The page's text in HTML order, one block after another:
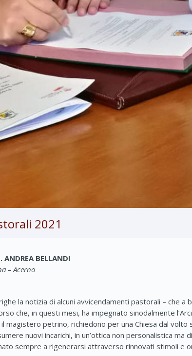
2021
BELLANDI
– Acerno
la notizia di alcuni avvicendamenti pastorali – che
che, in questi mesi, ha impegnato sinodalmente
magistero petrino, richiedono per una Chiesa dal
nuovi incarichi, in un’ottica non personalistica ma
sempre a rigenerarsi attraverso rinnovati stimoli e